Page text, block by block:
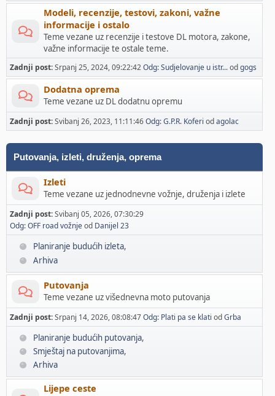
Modeli, recenzije, testovi, zakoni, važne
informacije i ostalo
Teme vezane uz recenzije i testove DL motora, zakone,
važne informacije te ostale teme.
Zadnji post:Srpanj 25, 2024, 09:22:42Odg: Sudjelovanje u istr...odgogs
Dodatna oprema
Teme vezane uz DL dodatnu opremu
Zadnji post:Svibanj 26, 2023, 11:11:46Odg: G.P.R. Koferi odagolac
Putovanja, izleti, druženja, oprema
Izleti
Teme vezane uz jednodnevne vožnje, druženja i izlete
Zadnji post:Svibanj 05, 2026, 07:30:29
Odg: OFF road vožnjeod Danijel 23
Planiranje budućih izleta
Arhiva
Putovanja
Teme vezane uz višednevna moto putovanja
Zadnji post:Srpanj 14, 2026, 08:08:47Odg: Plati pa se klati odGrba
Planiranje budućih putovanja
Smještaj na putovanjima
Arhiva
Lijepe ceste